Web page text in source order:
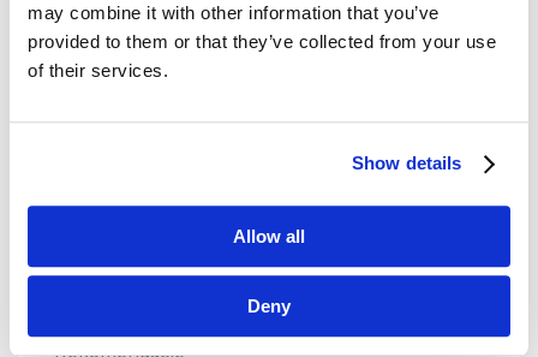
may combine it with other information that you’ve
provided to them or that they’ve collected from your use
of their services.
Show details
Allow all
Deny
 601 098 038
 questus@questus.pl
Polityka prywatności